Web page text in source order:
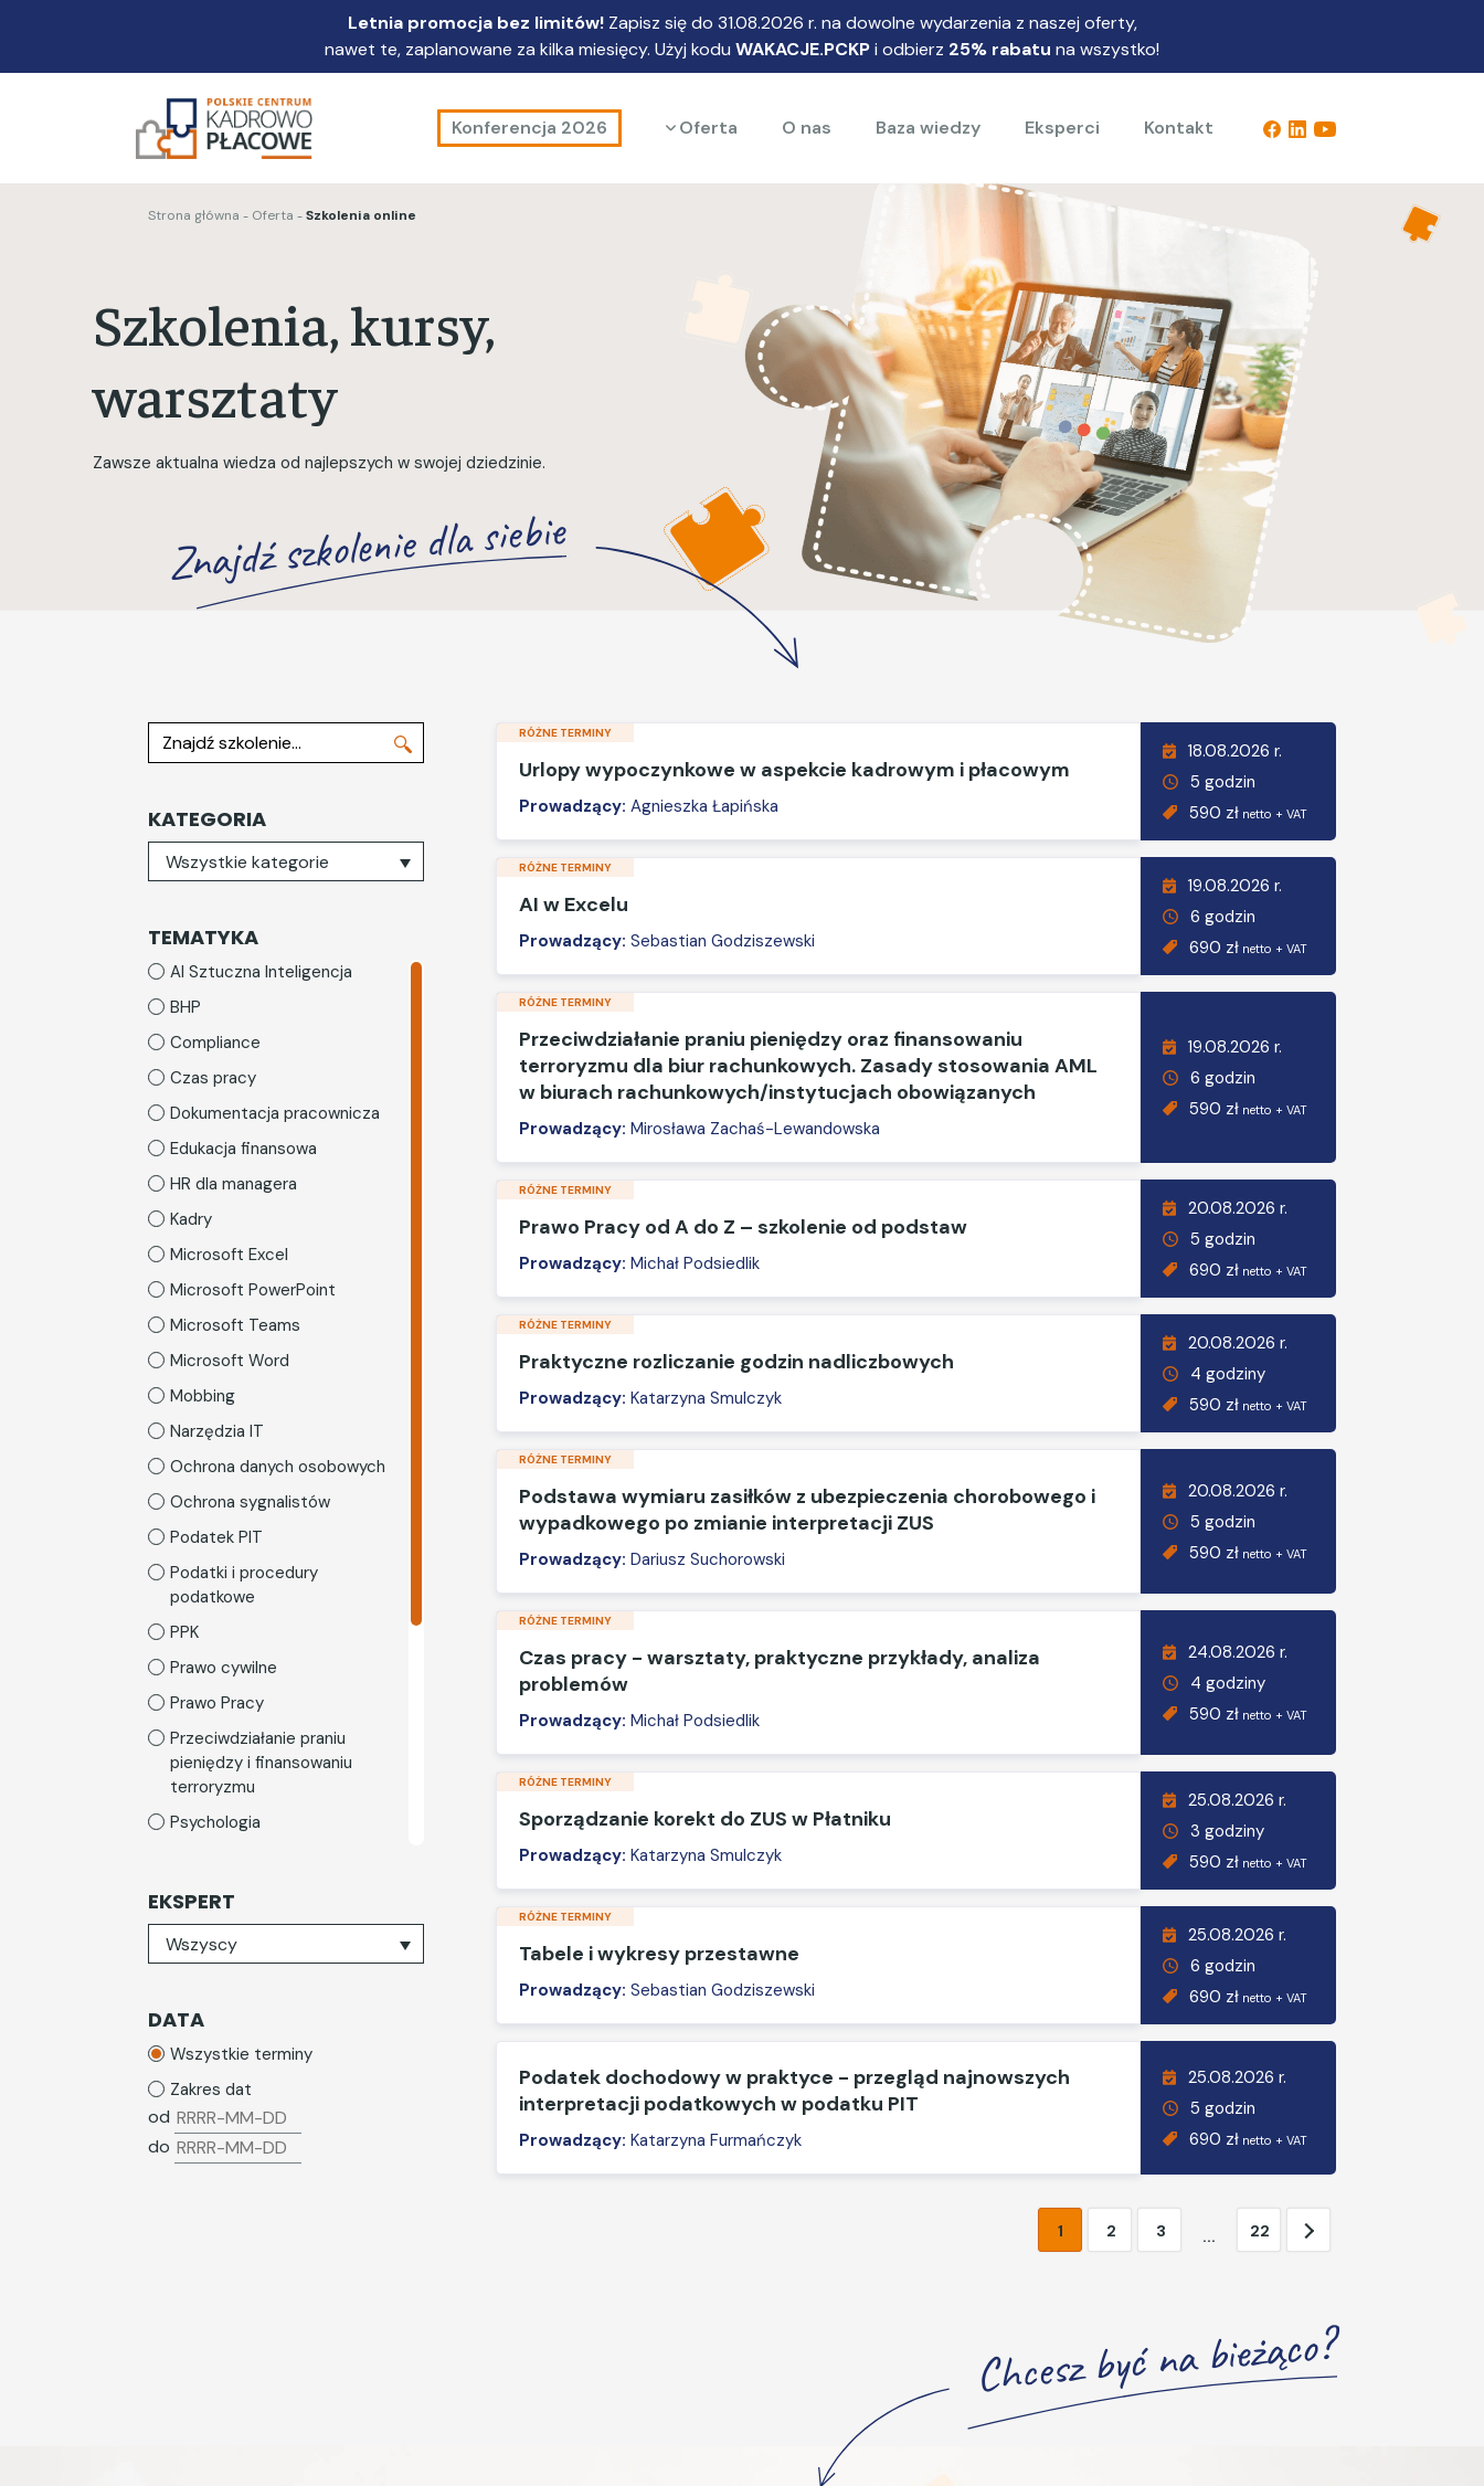
Letnia promocja bez limitów!Zapisz się do 31.08.2026 r. na dowolne wydarzenia z naszej oferty,
nawet te, zaplanowane za kilka miesięcy. Użyj kodu WAKACJE.PCKPi odbierz 25% rabatu na wszystko!
Konferencja 2026 Oferta O nas Baza wiedzy Eksperci Kontakt
Strona główna Oferta Szkolenia online
Szkolenia, kursy,
warsztaty
Zawsze aktualna wiedza od najlepszych w swojej dziedzinie.
Znajdź szkolenie dla siebie
Znajdź szkolenie
KATEGORIA
Wybierz kategorię
Wszystkie kategorie
TEMATYKA
AI Sztuczna Inteligencja
BHP
Compliance
Czas pracy
Dokumentacja pracownicza
Edukacja finansowa
HR dla managera
Kadry
Microsoft Excel
Microsoft PowerPoint
Microsoft Teams
Microsoft Word
Mobbing
Narzędzia IT
Ochrona danych osobowych
Ochrona sygnalistów
Podatek PIT
Podatki i procedury
podatkowe
PPK
Prawo cywilne
Prawo Pracy
Przeciwdziałanie praniu
pieniędzy i finansowaniu
terroryzmu
Psychologia
Skarbnica rodzica
TSL i gospodarka
magazynowa
wynagrodzeń
Zatrudnianie cudzoziemców
ZFŚS
ZUS
EKSPERT
Wybierz eksperta
Wszyscy
DATA
Wszystkie terminy
Zakres dat
od
do
RÓŻNE TERMINY
Urlopy wypoczynkowe w aspekcie kadrowym i płacowym
Prowadzący: Agnieszka Łapińska
18.08.2026 r.
5 godzin
590 zł netto + VAT
RÓŻNE TERMINY
AI w Excelu
Prowadzący: Sebastian Godziszewski
19.08.2026 r.
6 godzin
690 zł netto + VAT
RÓŻNE TERMINY
Przeciwdziałanie praniu pieniędzy oraz finansowaniu
terroryzmu dla biur rachunkowych. Zasady stosowania AML
w biurach rachunkowych/instytucjach obowiązanych
Prowadzący: Mirosława Zachaś-Lewandowska
19.08.2026 r.
6 godzin
590 zł netto + VAT
RÓŻNE TERMINY
Prawo Pracy od A do Z – szkolenie od podstaw
Prowadzący: Michał Podsiedlik
20.08.2026 r.
5 godzin
690 zł netto + VAT
RÓŻNE TERMINY
Praktyczne rozliczanie godzin nadliczbowych
Prowadzący: Katarzyna Smulczyk
20.08.2026 r.
4 godziny
590 zł netto + VAT
RÓŻNE TERMINY
Podstawa wymiaru zasiłków z ubezpieczenia chorobowego i
wypadkowego po zmianie interpretacji ZUS
Prowadzący: Dariusz Suchorowski
20.08.2026 r.
5 godzin
590 zł netto + VAT
RÓŻNE TERMINY
Czas pracy - warsztaty, praktyczne przykłady, analiza
problemów
Prowadzący: Michał Podsiedlik
24.08.2026 r.
4 godziny
590 zł netto + VAT
RÓŻNE TERMINY
Sporządzanie korekt do ZUS w Płatniku
Prowadzący: Katarzyna Smulczyk
25.08.2026 r.
3 godziny
590 zł netto + VAT
RÓŻNE TERMINY
Tabele i wykresy przestawne
Prowadzący: Sebastian Godziszewski
25.08.2026 r.
6 godzin
690 zł netto + VAT
Podatek dochodowy w praktyce - przegląd najnowszych
interpretacji podatkowych w podatku PIT
Prowadzący: Katarzyna Furmańczyk
25.08.2026 r.
5 godzin
690 zł netto + VAT
1 2 3 ... 22
Chcesz być na bieżąco?